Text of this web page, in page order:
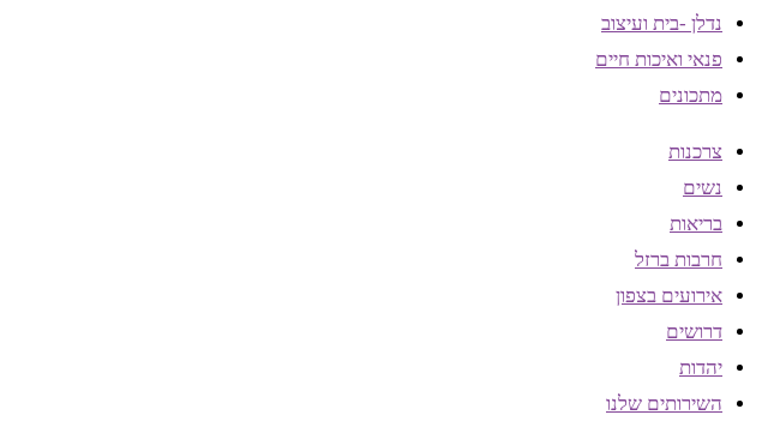
נדלן -בית ועיצוב
פנאי ואיכות חיים
מתכונים
צרכנות
נשים
בריאות
חרבות ברזל
אירועים בצפון
דרושים
יהדות
השירותים שלנו